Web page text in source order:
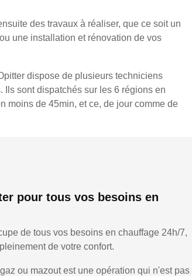
des travaux à réaliser, que ce soit un
une installation et rénovation de vos
dispose de plusieurs techniciens
Ils sont dispatchés sur les 6 régions en
moins de 45min, et ce, de jour comme de
pour tous vos besoins en
de tous vos besoins en chauffage 24h/7,
de votre confort.
ou mazout est une opération qui n'est pas